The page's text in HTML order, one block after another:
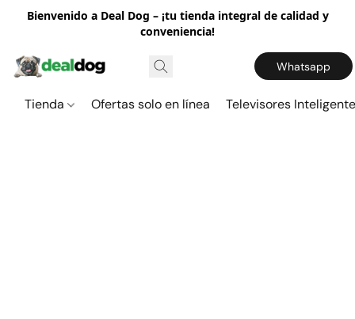
Bienvenido a Deal Dog – ¡tu tienda integral de calidad y
conveniencia!
Whatsapp
Tienda Ofertas solo en línea Televisores